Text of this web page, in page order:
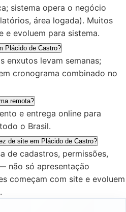
sistema opera o negócio
área logada). Muitos
e evoluem para sistema.
Plácido de Castro?
enxutos levam semanas;
cronograma combinado no
remota?
e entrega online para
o Brasil.
de site em Plácido de Castro?
de cadastros, permissões,
não só apresentação
começam com site e evoluem